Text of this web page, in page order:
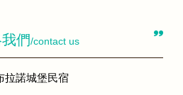
們/contact us
拉諾城堡民宿